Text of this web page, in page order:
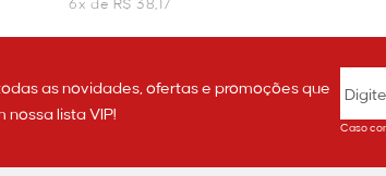
6x de R$ 38,17
as novidades, ofertas e promoções que
lista VIP!
Caso